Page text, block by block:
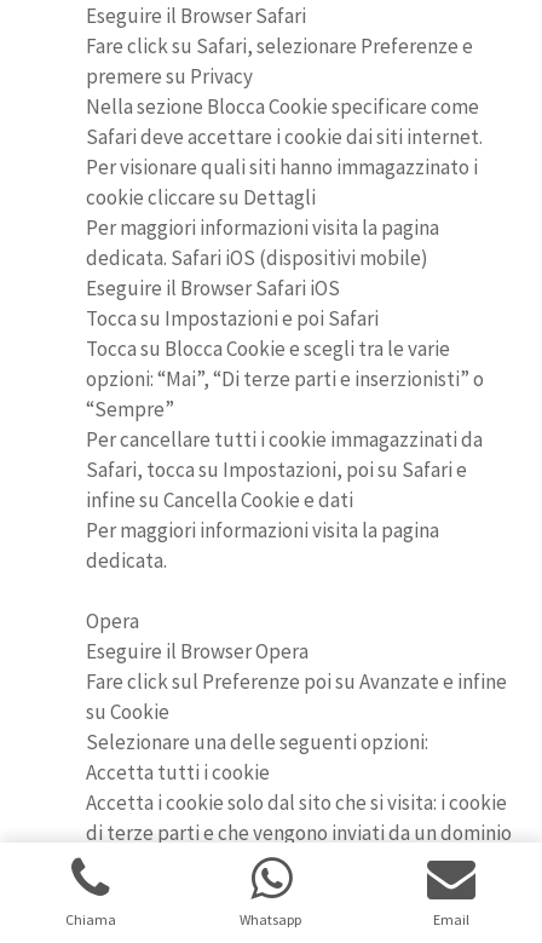
Eseguire il Browser Safari
Fare click su Safari, selezionare Preferenze e
premere su Privacy
Nella sezione Blocca Cookie specificare come
Safari deve accettare i cookie dai siti internet.
Per visionare quali siti hanno immagazzinato i
cookie cliccare su Dettagli
Per maggiori informazioni visita la pagina
dedicata. Safari iOS (dispositivi mobile)
Eseguire il Browser Safari iOS
Tocca su Impostazioni e poi Safari
Tocca su Blocca Cookie e scegli tra le varie
opzioni: “Mai”, “Di terze parti e inserzionisti” o
“Sempre”
Per cancellare tutti i cookie immagazzinati da
Safari, tocca su Impostazioni, poi su Safari e
infine su Cancella Cookie e dati
Per maggiori informazioni visita la pagina
dedicata.
Opera
Eseguire il Browser Opera
Fare click sul Preferenze poi su Avanzate e infine
su Cookie
Selezionare una delle seguenti opzioni:
Accetta tutti i cookie
Accetta i cookie solo dal sito che si visita: i cookie
di terze parti e che vengono inviati da un dominio
diverso da quello che si sta visitando verranno
rifiutati
Non accettare mai i cookie: tutti i cookie non
Chiama Whatsapp Email